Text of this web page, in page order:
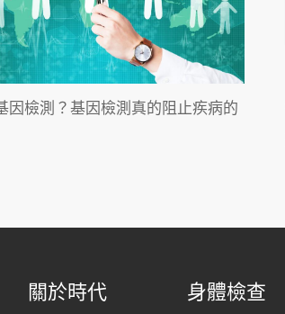
因檢測？基因檢測真的阻止疾病的
關於時代 身體檢查